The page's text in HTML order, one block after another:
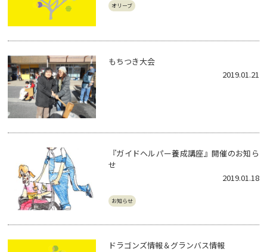
オリーブ
もちつき大会
2019.01.21
『ガイドヘルパー養成講座』開催のお知ら
せ
2019.01.18
お知らせ
ドラゴンズ情報＆グランバス情報